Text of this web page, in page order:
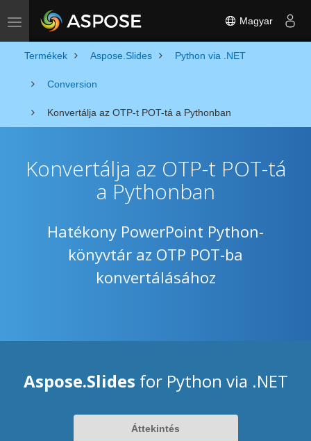
Toggle navigation Magyar
Termékek Aspose.Slides Python via .NET
Conversion
Konvertálja az OTP-t POT-tá a Pythonban
Konvertálja az OTP-t POT-tá
a Pythonban
Hatékony PowerPoint Python-
könyvtár az OTP POT-ba
konvertálásához
Aspose.Slides for Python via .NET
Áttekintés